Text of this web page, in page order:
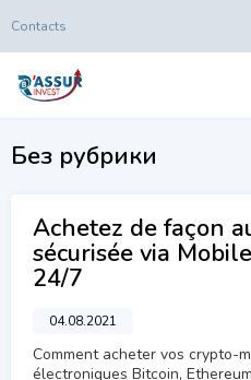
Contacts
Без рубрики
Achetez de façon
sécurisée via
24/7
04.08.2021
Comment acheter vos crypto-
électroniques Bitcoin,